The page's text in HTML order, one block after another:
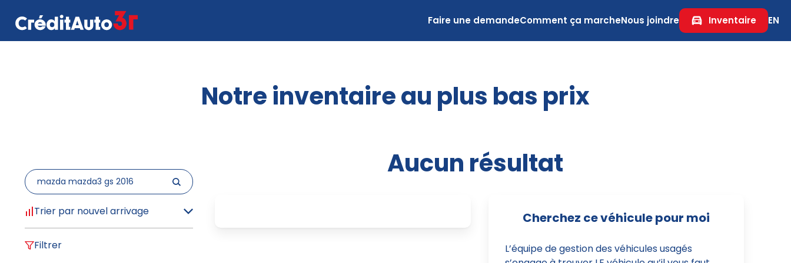
Faire une demandeComment ça marcheNous joindre Inventaire EN
Notre inventaire au plus bas prix
Trier par nouvel arrivage
Filtrer
Aucun résultat
Cherchez ce véhicule pour moi
L’équipe de gestion des véhicules usagés